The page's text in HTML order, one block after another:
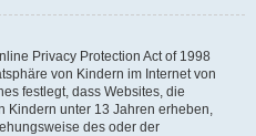
Privacy Protection Act of 1998
von Kindern im Internet von
festlegt, dass Websites, die
Kindern unter 13 Jahren erheben,
des oder der